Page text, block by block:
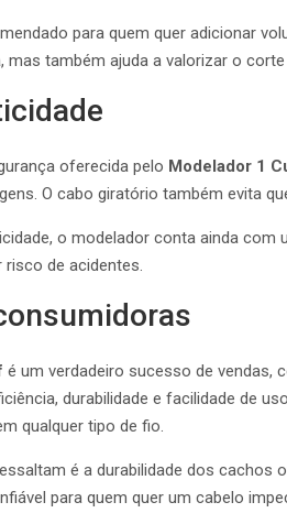
para quem quer adicionar
também ajuda a valorizar o
oferecida pelo Modelador 1
O cabo giratório também evita
o modelador conta ainda
risco de acidentes.
é um verdadeiro sucesso de vendas,
durabilidade e facilidade de
qualquer tipo de fio.
é a durabilidade dos
para quem quer um cabelo